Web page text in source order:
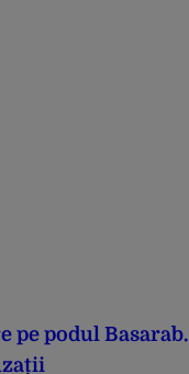
pe podul Basarab.